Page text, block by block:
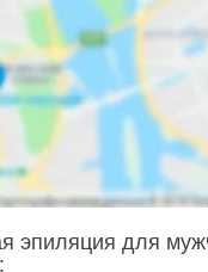
эпиляция для